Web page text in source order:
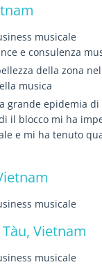
musicale
e consulenza
della zona
musica
grande epidemia
il blocco mi ha
e mi ha tenuto
musicale
Vietnam
musicale